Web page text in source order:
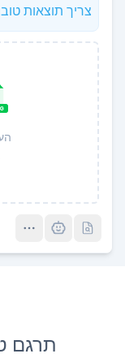
צריך תוצאות
תרגם